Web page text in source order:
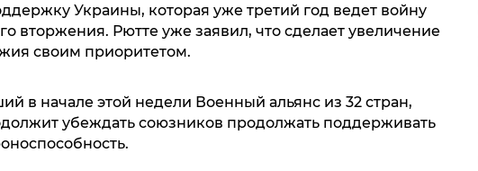
Украины, которая уже третий год ведет войну
вторжения. Рютте уже заявил, что сделает увеличение
своим приоритетом.
в начале этой недели Военный альянс из 32 стран,
убеждать союзников продолжать поддерживать